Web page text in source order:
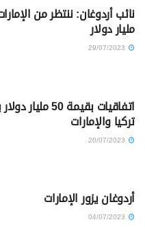
مليار دولار
اتفاقيات بقيمة 50 مليار
تركيا والإمارات
أردوغان يزور الإمارات